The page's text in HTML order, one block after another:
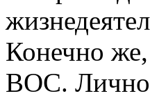
Конечно
ВОС. Лично